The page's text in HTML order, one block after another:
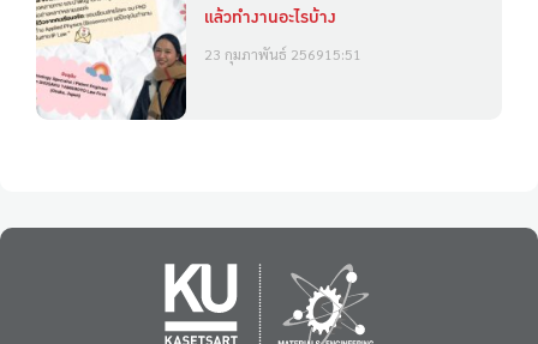
แล้วทำงานอะไรบ้าง
23 กุมภาพันธ์ 256915:51